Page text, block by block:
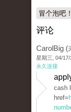
冒个泡吧！
评论
CarolBig (
星期三, 04/
永久连接
cash
href=